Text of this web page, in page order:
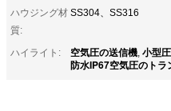
ハウジング材
質:
SS304、SS316
ハイライト: 空気圧の送信機, 小型
防水IP67空気圧のトラ